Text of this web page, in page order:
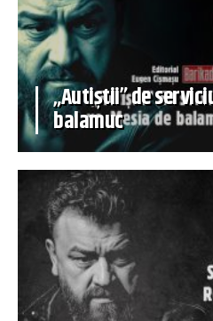
„Autiștii” de
balamuc